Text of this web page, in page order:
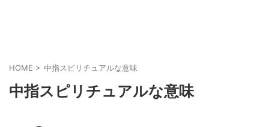
HOME > 中指スピリチュアルな意味
中指スピリチュアルな意味